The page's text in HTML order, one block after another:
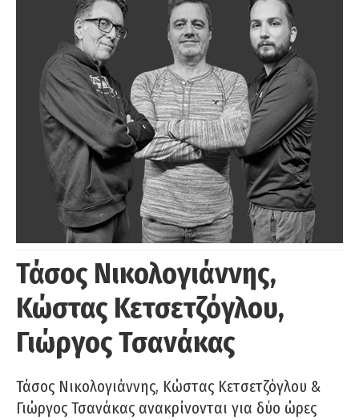
Τάσος Νικολογιάννης,
Κώστας Κετσετζόγλου,
Γιώργος Τσανάκας
Τάσος Νικολογιάννης, Κώστας Κετσετζόγλου &
Γιώργος Τσανάκας ανακρίνονται για δύο ώρες